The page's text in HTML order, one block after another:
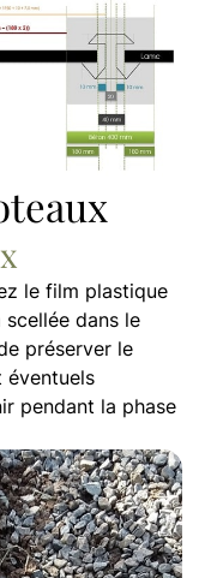
le film plastique
dans le
préserver le
éventuels
pendant la phase